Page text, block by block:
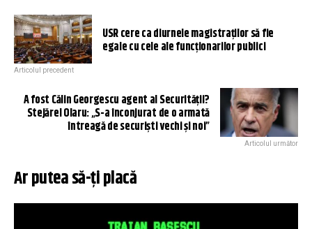
USR cere ca diurnele magistraților să fie
egale cu cele ale funcționarilor publici
Articolul precedent
A fost Călin Georgescu agent al Securității?
Stejărel Olaru: „S-a înconjurat de o armată
întreagă de securiști vechi și noi”
Articolul următor
Ar putea să-ți placă